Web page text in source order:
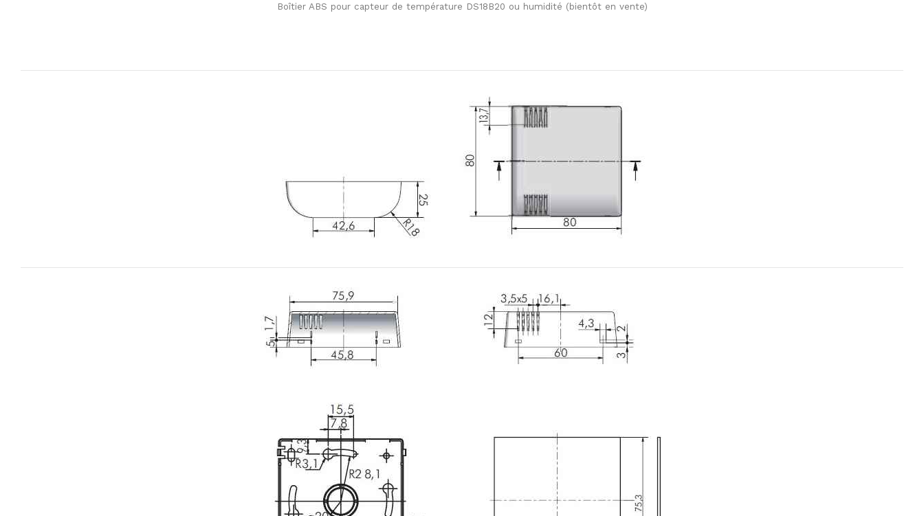
Boîtier ABS pour capteur de température DS18B20 ou humidité (bientôt en vente)